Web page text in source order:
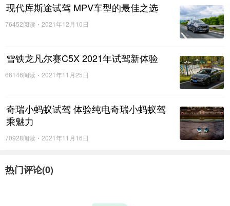
随着后视镜中的城市逐渐远去，哈弗大狗的“雨林穿越”之旅才真
正开始，险峻未知的雨林之路正在一步步逼近。莫问前路多坦途，坚
现代库斯途试驾 MPV车型的最佳之选
76452阅读 2021年12月10日
雪铁龙凡尔赛C5X 2021年试驾新体验
66146阅读 2021年11月25日
奇瑞小蚂蚁试驾 体验纯电奇瑞小蚂蚁驾
乘魅力
70928阅读 2021年11月16日
热门评论(0)